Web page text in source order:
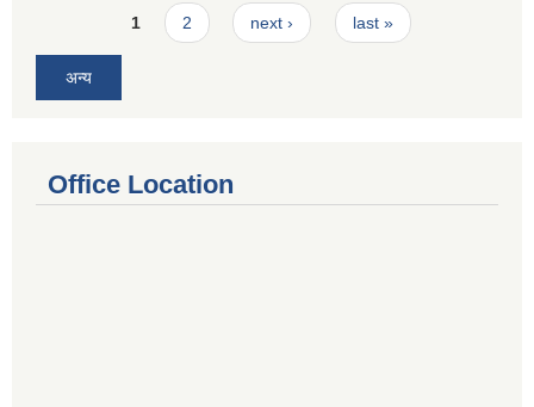
Pages1 2 next › last »
अन्य
Office Location